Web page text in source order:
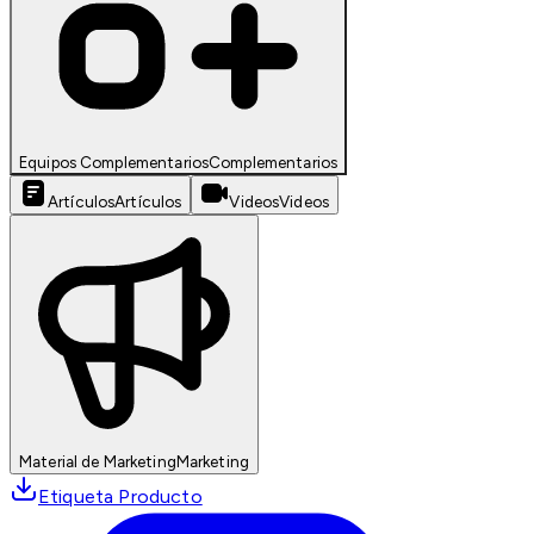
Equipos ComplementariosComplementarios
ArtículosArtículos VideosVideos
Material de MarketingMarketing
Etiqueta Producto